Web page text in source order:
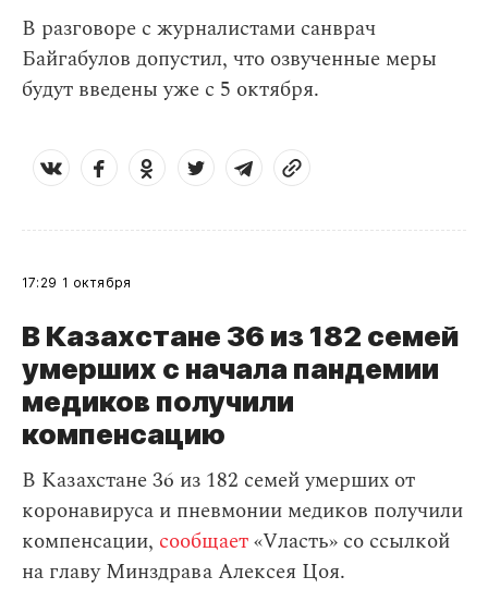
В разговоре с журналистами cанврач
Байгабулов допустил, что озвученные меры
будут введены уже с 5 октября.
17:29 1 октября
В Казахстане 36 из 182 семей
умерших с начала пандемии
медиков получили
компенсацию
В Казахстане 36 из 182 семей умерших от
коронавируса и пневмонии медиков получили
компенсации, сообщает«Vласть» со ссылкой
на главу Минздрава Алексея Цоя.